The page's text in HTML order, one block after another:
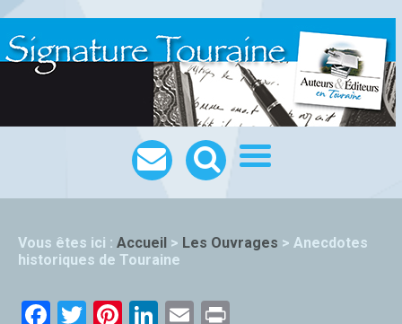
Vous êtes ici : Accueil > Les Ouvrages > Anecdotes
historiques de Touraine
Facebook
TwitterPinterest
LinkedIn
Email